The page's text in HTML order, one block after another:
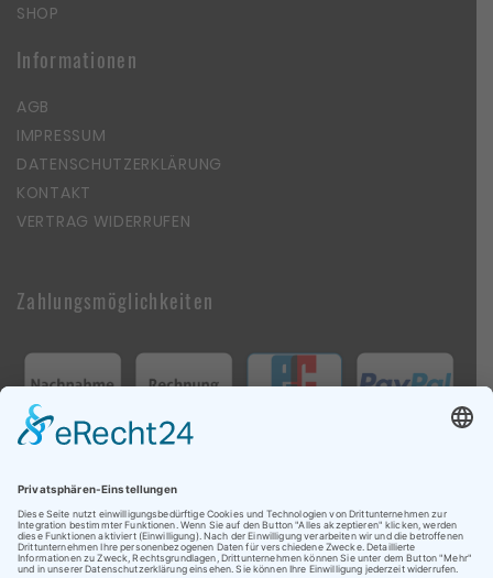
SHOP
Informationen
AGB
IMPRESSUM
DATENSCHUTZERKLÄRUNG
KONTAKT
VERTRAG WIDERRUFEN
Zahlungsmöglichkeiten